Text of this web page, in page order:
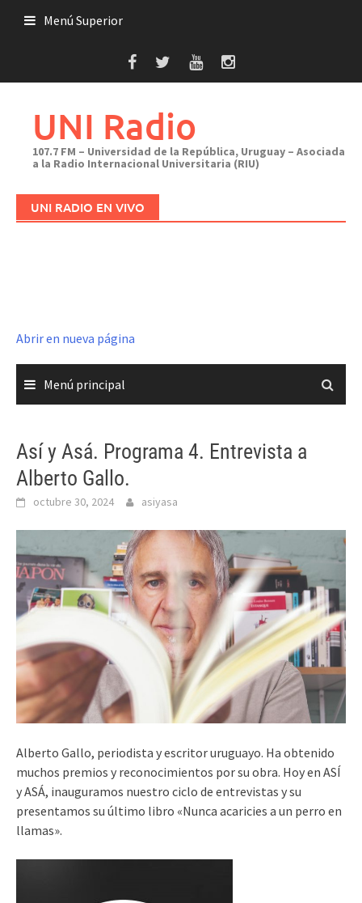
Menú Superior
UNI Radio
107.7 FM – Universidad de la República, Uruguay – Asociada
a la Radio Internacional Universitaria (RIU)
UNI RADIO EN VIVO
Abrir en nueva página
Menú principal
Así y Asá. Programa 4. Entrevista a
Alberto Gallo.
octubre 30, 2024 asiyasa
Alberto Gallo, periodista y escritor uruguayo. Ha obtenido
muchos premios y reconocimientos por su obra. Hoy en ASÍ
y ASÁ, inauguramos nuestro ciclo de entrevistas y su
presentamos su último libro «Nunca acaricies a un perro en
llamas».